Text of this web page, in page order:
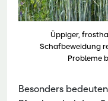
Üppiger,
Schafbeweidung
Probleme
Besonders